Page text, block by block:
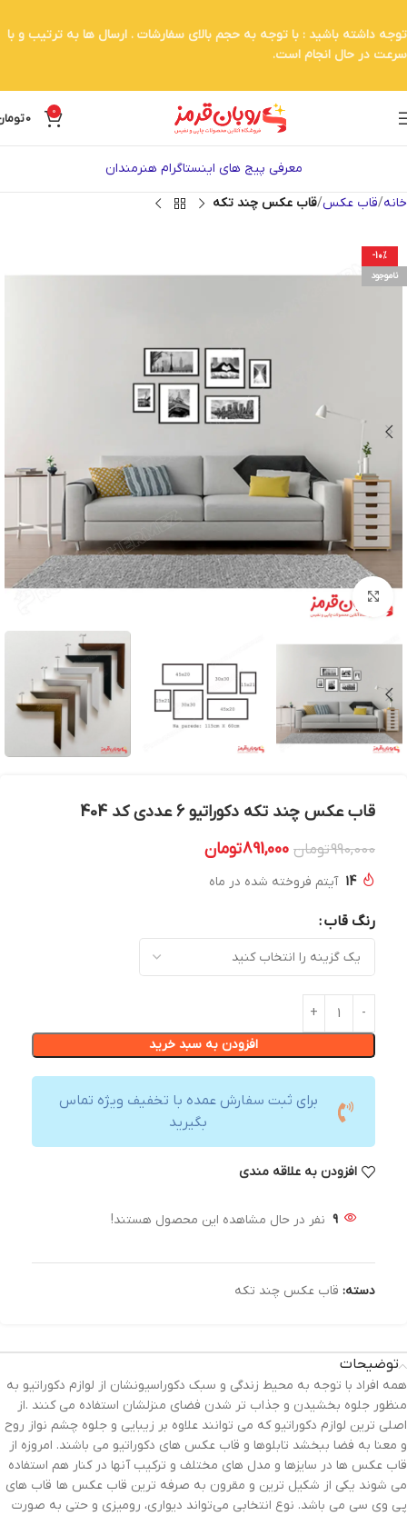
0
0
معرفی پیج های اینستاگرام هنرمندان
خانه قاب عکس قاب عکس چند تکه
-10%
ناموجود
بزرگنمایی تصویر
قاب عکس چند تکه دکوراتیو 6 عددی کد 404
990,000تومان 891,000تومان
14 آیتم فروخته شده در ماه
رنگ قاب
افزودن به سبد خرید
برای ثبت سفارش عمده با تخفیف ویژه تماس
بگیرید
افزودن به علاقه مندی
9 نفر در حال مشاهده این محصول هستند!
دسته: قاب عکس چند تکه
توضیحات
همه افراد با توجه به محیط زندگی و سبک دکوراسیونشان از لوازم دکوراتیو به
منظور جلوه بخشیدن و جذاب تر شدن فضای منزلشان استفاده می کنند .از
اصلی ترین لوازم دکوراتیو که می توانند علاوه بر زیبایی و جلوه چشم نواز روح
و معنا به فضا ببخشد تابلوها و قاب عکس های دکوراتیو می باشند. امروزه از
قاب عکس ها در سایزها و مدل های مختلف و ترکیب آنها در کنار هم استفاده
می شوند یکی از شکیل ترین و مقرون به صرفه ترین قاب عکس ها قاب های
پی وی سی می باشد. نوع انتخابی می‌تواند دیواری، رومیزی و حتی به صورت
توجه داشته باشید : با توجه به حجم بالای سفارشات . ارسال ها به ترتیب و با
سرعت در حال انجام است.